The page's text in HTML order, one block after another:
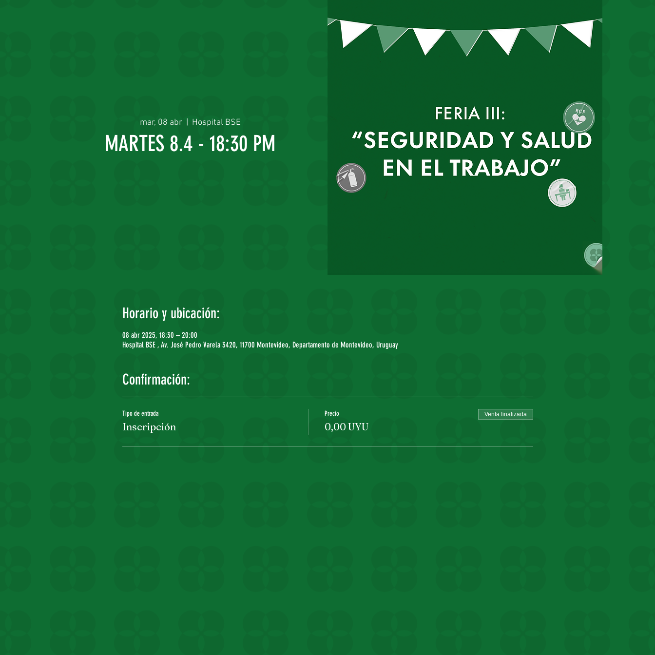
mar, 08 abr
  |
Hospital BSE
MARTES 8.4 - 18:30 PM
Horario y ubicación:
08 abr 2025, 18:30 – 20:00
Hospital BSE , Av. José Pedro Varela 3420, 11700 Montevideo, Departamento de Montevideo, Uruguay
Confirmación:
Tipo de entrada
Inscripción
Precio
0,00 UYU
Venta finalizada